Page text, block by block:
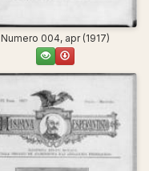
Numero 004, apr (1917)